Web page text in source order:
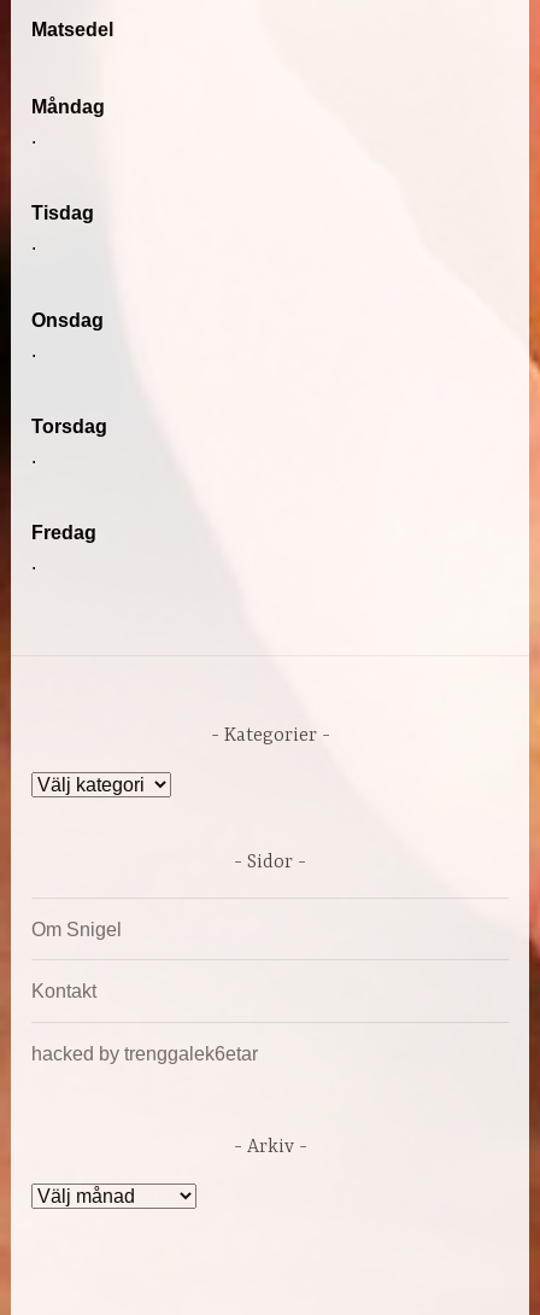
Matsedel
Måndag
.
Tisdag
.
Onsdag
.
Torsdag
.
Fredag
.
Kategorier
Kategorier
Sidor
Om Snigel
Kontakt
hacked by trenggalek6etar
Arkiv
Arkiv